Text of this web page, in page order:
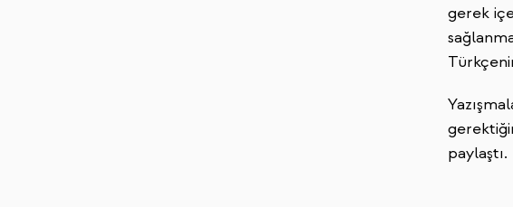
gerek
paylaştı.